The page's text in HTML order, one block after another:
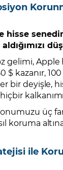
hisse
gelimi, Apple
kazanır, 100
bir deyişle,
üç
koruma
ile